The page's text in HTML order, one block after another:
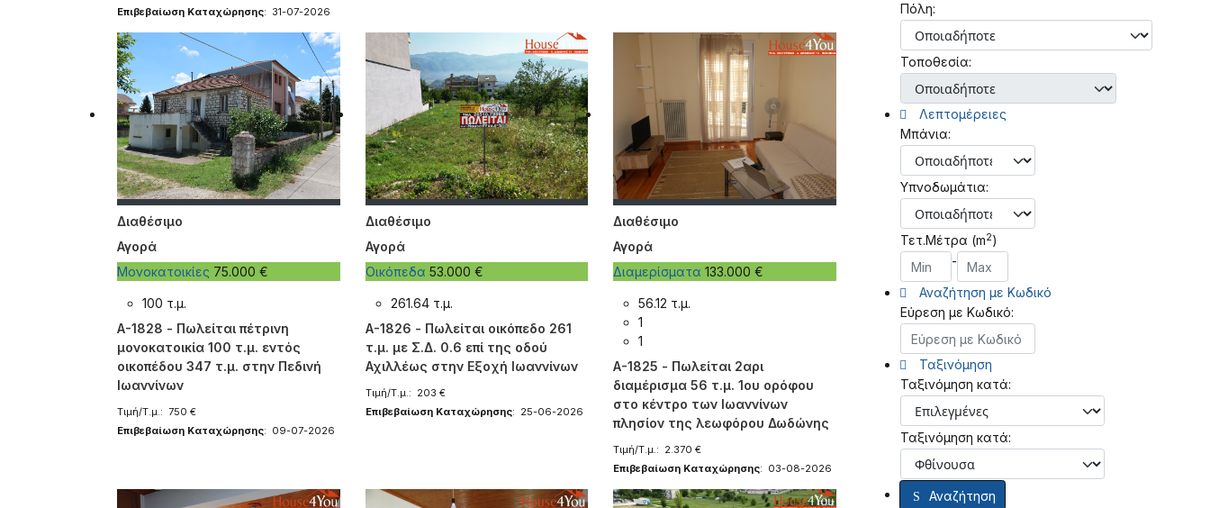
Επιβεβαίωση Καταχώρησης: 31-07-2026
Διαθέσιμο
Αγορά
Μονοκατοικίες 75.000 €
100 τ.μ.
A-1828 - Πωλείται πέτρινη
μονοκατοικία 100 τ.μ. εντός
οικοπέδου 347 τ.μ. στην Πεδινή
Ιωαννίνων
Τιμή/Τ.μ.: 750 €
Επιβεβαίωση Καταχώρησης: 09-07-2026
Διαθέσιμο
Αγορά
Οικόπεδα 53.000 €
261.64 τ.μ.
A-1826 - Πωλείται οικόπεδο 261
τ.μ. με Σ.Δ. 0.6 επί της οδού
Αχιλλέως στην Εξοχή Ιωαννίνων
Τιμή/Τ.μ.: 203 €
Επιβεβαίωση Καταχώρησης: 25-06-2026
Διαθέσιμο
Αγορά
Διαμερίσματα133.000 €
56.12 τ.μ.
1
1
A-1825 - Πωλείται 2αρι
διαμέρισμα 56 τ.μ. 1ου ορόφου
στο κέντρο των Ιωαννίνων
πλησίον της λεωφόρου Δωδώνης
Τιμή/Τ.μ.: 2.370 €
Επιβεβαίωση Καταχώρησης: 03-08-2026
Πόλη:
Τοποθεσία:
Λεπτομέρειες
Μπάνια:
Υπνοδωμάτια:
Τετ.Μέτρα (m2)
-
Αναζήτηση με Κωδικό
Εύρεση με Κωδικό:
Ταξινόμηση
Ταξινόμηση κατά:
Ταξινόμηση κατά:
Αναζήτηση